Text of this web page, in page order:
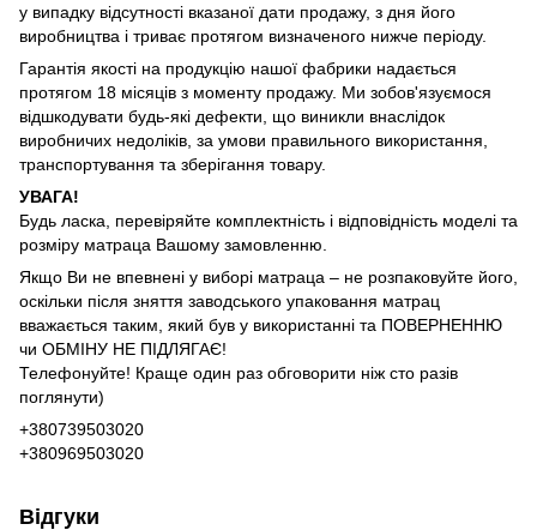
у випадку відсутності вказаної дати продажу, з дня його
виробництва і триває протягом визначеного нижче періоду.
Гарантія якості на продукцію нашої фабрики надається
протягом 18 місяців з моменту продажу. Ми зобов'язуємося
відшкодувати будь-які дефекти, що виникли внаслідок
виробничих недоліків, за умови правильного використання,
транспортування та зберігання товару.
УВАГА!
Будь ласка, перевіряйте комплектність і відповідність моделі та
розміру матраца Вашому замовленню.
Якщо Ви не впевнені у виборі матраца – не розпаковуйте його,
оскільки після зняття заводського упаковання матрац
вважається таким, який був у використанні та ПОВЕРНЕННЮ
чи ОБМІНУ НЕ ПІДЛЯГАЄ!
Телефонуйте! Краще один раз обговорити ніж сто разів
поглянути)
+380739503020
+380969503020
Відгуки